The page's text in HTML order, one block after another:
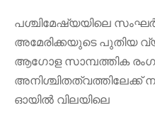
പശ്ചിമേഷ്യയിലെ
അമേരിക്കയുടെ പുതിയ
ആഗോള സാമ്പത്തിക
അനിശ്ചിതത്വത്തിലേക്ക്
ഓയിൽ വിലയിലെ